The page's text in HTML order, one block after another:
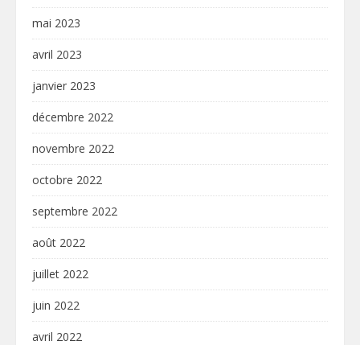
mai 2023
avril 2023
janvier 2023
décembre 2022
novembre 2022
octobre 2022
septembre 2022
août 2022
juillet 2022
juin 2022
avril 2022